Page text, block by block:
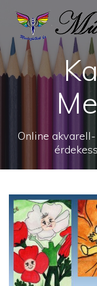
Online